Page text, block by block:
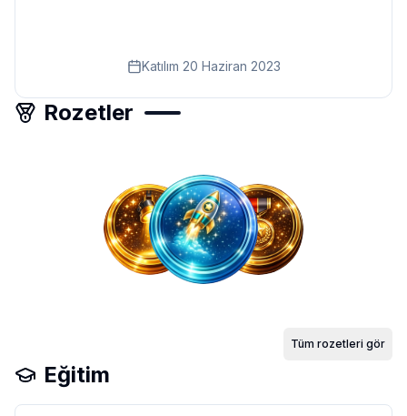
Katılım 20 Haziran 2023
Rozetler
Tüm rozetleri gör
Eğitim